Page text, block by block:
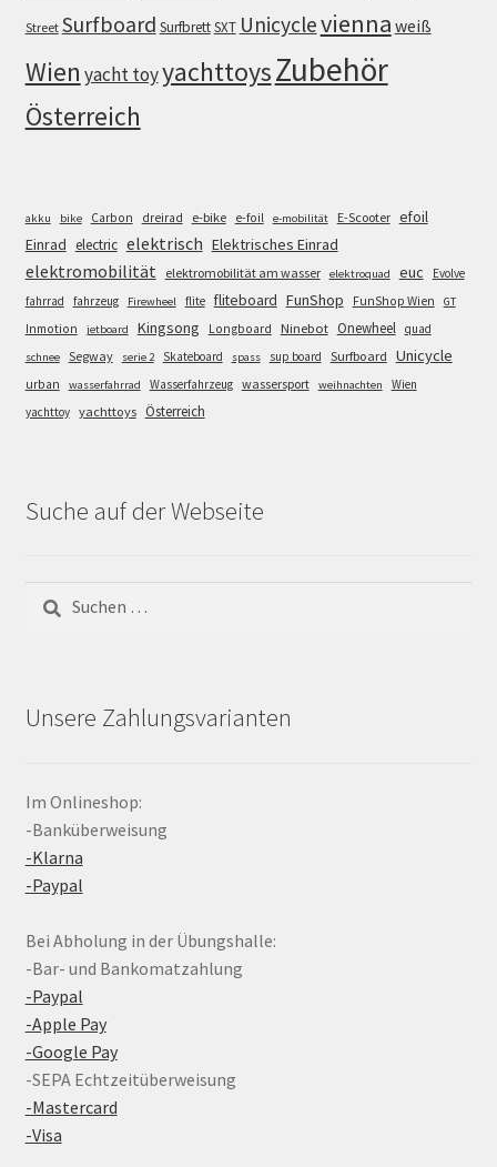
Street Surfboard SurfbrettSXT Unicyclevienna weiß
Wien yacht toyyachttoysZubehör
Österreich
akku bike Carbon dreirad e-bike e-foil e-mobilität E-Scooter efoil
Einrad electric elektrisch Elektrisches Einrad
elektromobilität elektromobilität am wasser elektroquad euc
Evolve
fahrrad
fahrzeug Firewheel flite fliteboard FunShop FunShop Wien GT
Inmotion jetboard Kingsong Longboard Ninebot Onewheel quad
schnee Segway serie 2 Skateboard spass sup board Surfboard Unicycle
urban wasserfahrrad Wasserfahrzeug wassersport weihnachten
Wien
yachttoy yachttoys Österreich
Suche auf der Webseite
Suchen
nach:
Unsere Zahlungsvarianten
Im Onlineshop:
-Banküberweisung
-Klarna
-Paypal
Bei Abholung in der Übungshalle:
-Bar- und Bankomatzahlung
-Paypal
-Apple Pay
-Google Pay
-SEPA Echtzeitüberweisung
-Mastercard
-Visa